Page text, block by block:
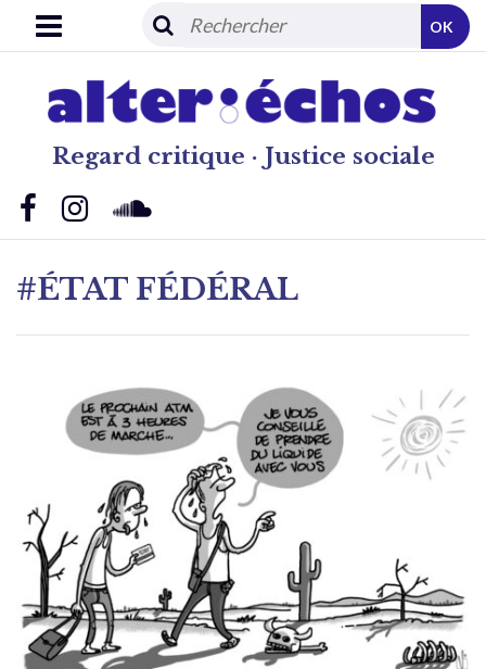
Regard critique · Justice sociale
OK
#ÉTAT FÉDÉRAL